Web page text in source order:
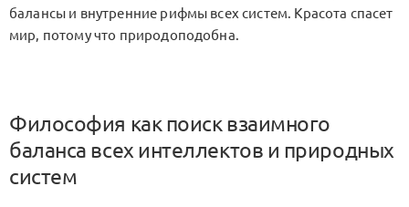
балансы и внутренние рифмы всех систем. Красота спасет
мир, потому что природоподобна.
Философия как поиск взаимного
баланса всех интеллектов и природных
систем